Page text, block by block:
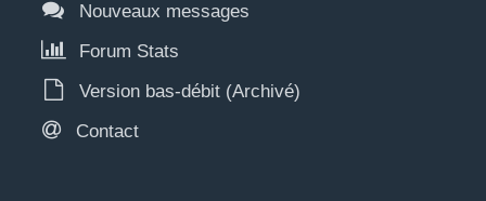
Nouveaux messages
Forum Stats
Version bas-débit (Archivé)
Contact